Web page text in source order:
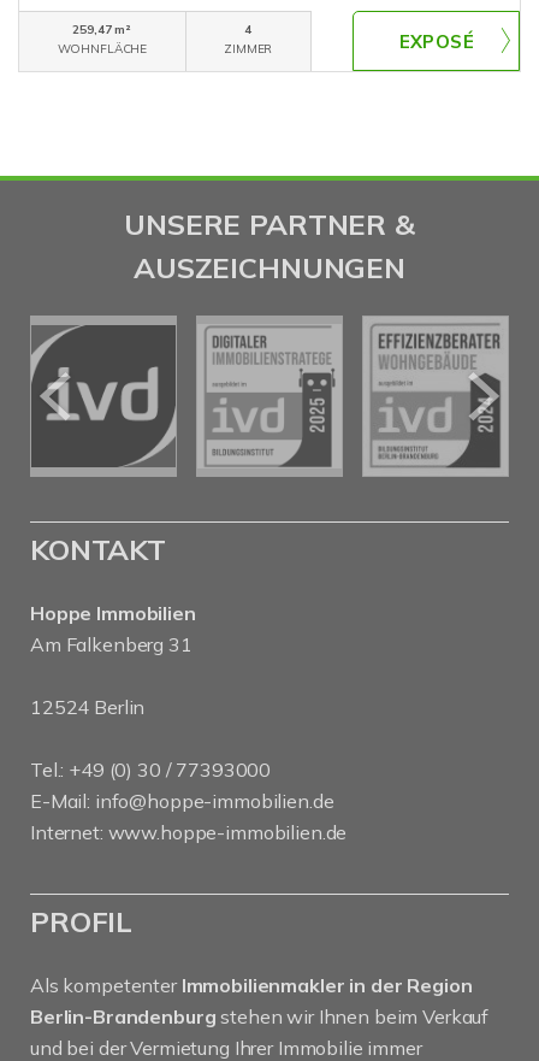
259,47 m²
WOHNFLÄCHE
4
ZIMMER
UNSERE PARTNER &
AUSZEICHNUNGEN
KONTAKT
Hoppe Immobilien
Am Falkenberg 31
12524 Berlin
Tel.: +49 (0) 30 / 77393000
E-Mail: info@hoppe-immobilien.de
Internet: www.hoppe-immobilien.de
PROFIL
Als kompetenter Immobilienmakler in der Region
Berlin-Brandenburg stehen wir Ihnen beim Verkauf
und bei der Vermietung Ihrer Immobilie immer